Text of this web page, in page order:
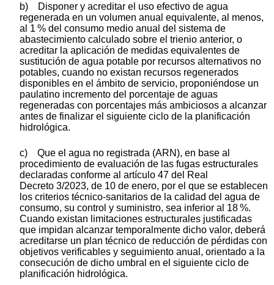
b) Disponer y acreditar el uso efectivo de agua
regenerada en un volumen anual equivalente, al menos,
al 1 % del consumo medio anual del sistema de
abastecimiento calculado sobre el trienio anterior, o
acreditar la aplicación de medidas equivalentes de
sustitución de agua potable por recursos alternativos no
potables, cuando no existan recursos regenerados
disponibles en el ámbito de servicio, proponiéndose un
paulatino incremento del porcentaje de aguas
regeneradas con porcentajes más ambiciosos a alcanzar
antes de finalizar el siguiente ciclo de la planificación
hidrológica.
c) Que el agua no registrada (ARN), en base al
procedimiento de evaluación de las fugas estructurales
declaradas conforme al artículo 47 del Real
Decreto 3/2023, de 10 de enero, por el que se establecen
los criterios técnico-sanitarios de la calidad del agua de
consumo, su control y suministro, sea inferior al 18 %.
Cuando existan limitaciones estructurales justificadas
que impidan alcanzar temporalmente dicho valor, deberá
acreditarse un plan técnico de reducción de pérdidas con
objetivos verificables y seguimiento anual, orientado a la
consecución de dicho umbral en el siguiente ciclo de
planificación hidrológica.